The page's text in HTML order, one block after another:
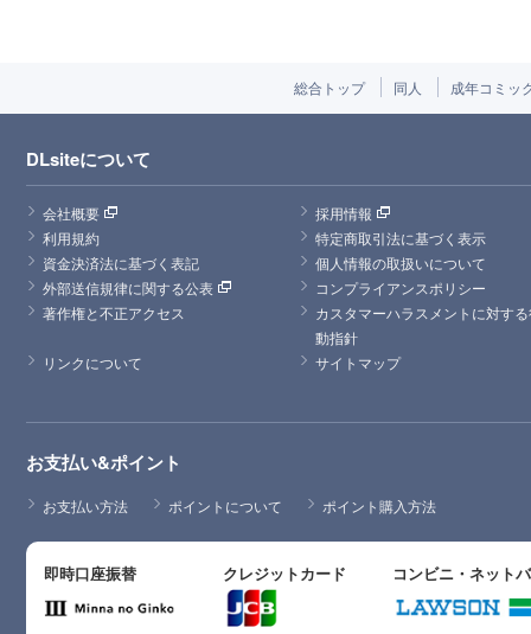
総合トップ 同人 成年コミッ
DLsiteについて
会社概要
採用情報
利用規約
特定商取引法に基づく表示
資金決済法に基づく表記
個人情報の取扱いについて
外部送信規律に関する公表
コンプライアンスポリシー
著作権と不正アクセス
カスタマーハラスメントに対す
動指針
リンクについて
サイトマップ
お支払い&ポイント
お支払い方法 ポイントについて ポイント購入方法
即時口座振替 クレジットカード コンビニ・ネット